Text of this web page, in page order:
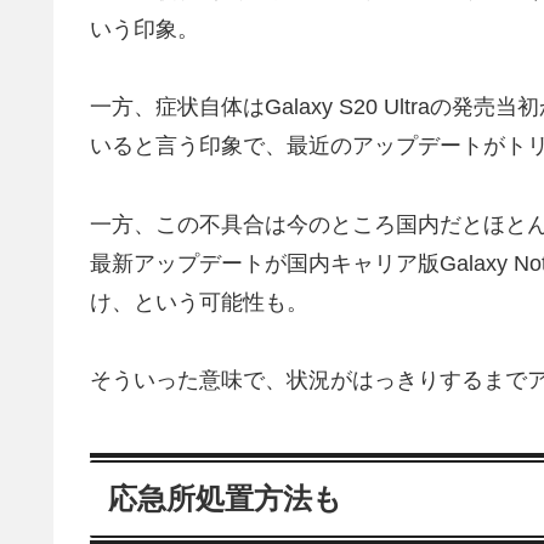
いう印象。
一方、症状自体はGalaxy S20 Ultraの発売当
いると言う印象で、最近のアップデートがト
一方、この不具合は今のところ国内だとほと
最新アップデートが国内キャリア版Galaxy
け、という可能性も。
そういった意味で、状況がはっきりするまで
応急所処置方法も